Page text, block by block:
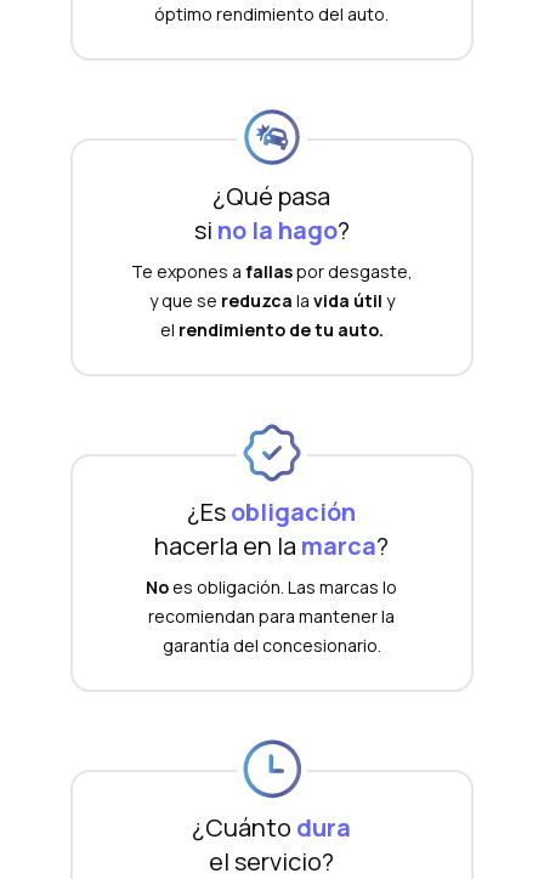
óptimo rendimiento del auto.
¿Qué pasa
si no la hago?
Te expones a fallaspor desgaste,
y que se reduzca la vida útil y
el rendimiento de tu auto.
¿Esobligación
hacerla en la marca?
Noes obligación. Las marcas lo
recomiendan para mantener la
garantía del concesionario.
¿Cuánto dura
el servicio?